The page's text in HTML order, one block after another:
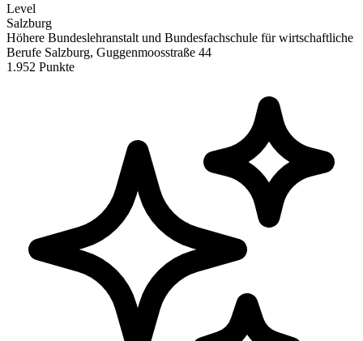
Level
Salzburg
Höhere Bundeslehranstalt und Bundesfachschule für wirtschaftliche
Berufe Salzburg, Guggenmoosstraße 44
1.952 Punkte